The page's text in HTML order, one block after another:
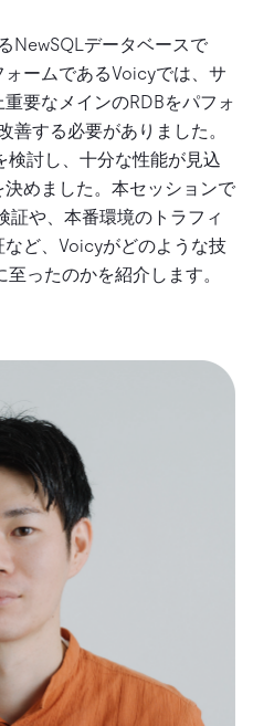
NewSQLデータベースで
ームであるVoicyでは、サ
要なメインのRDBをパフォ
する必要がありました。
検討し、十分な性能が見込
めました。本セッションで
証や、本番環境のトラフィ
ど、Voicyがどのような技
ったのかを紹介します。